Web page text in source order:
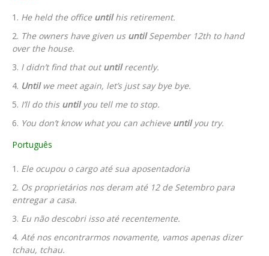
He held the office untilhis retirement.
The owners have given us untilSepember 12th to hand
over the house.
I didn’t find that outuntilrecently.
Untilwe meet again, let’s just say bye bye.
I’ll do this untilyou tell me to stop.
You don’t know what you can achieve untilyou try.
Português
Ele ocupou o cargo até sua aposentadoria
Os proprietários nos deram até 12 de Setembro para
entregar a casa.
Eu não descobri isso até recentemente.
Até nos encontrarmos novamente, vamos apenas dizer
tchau, tchau.